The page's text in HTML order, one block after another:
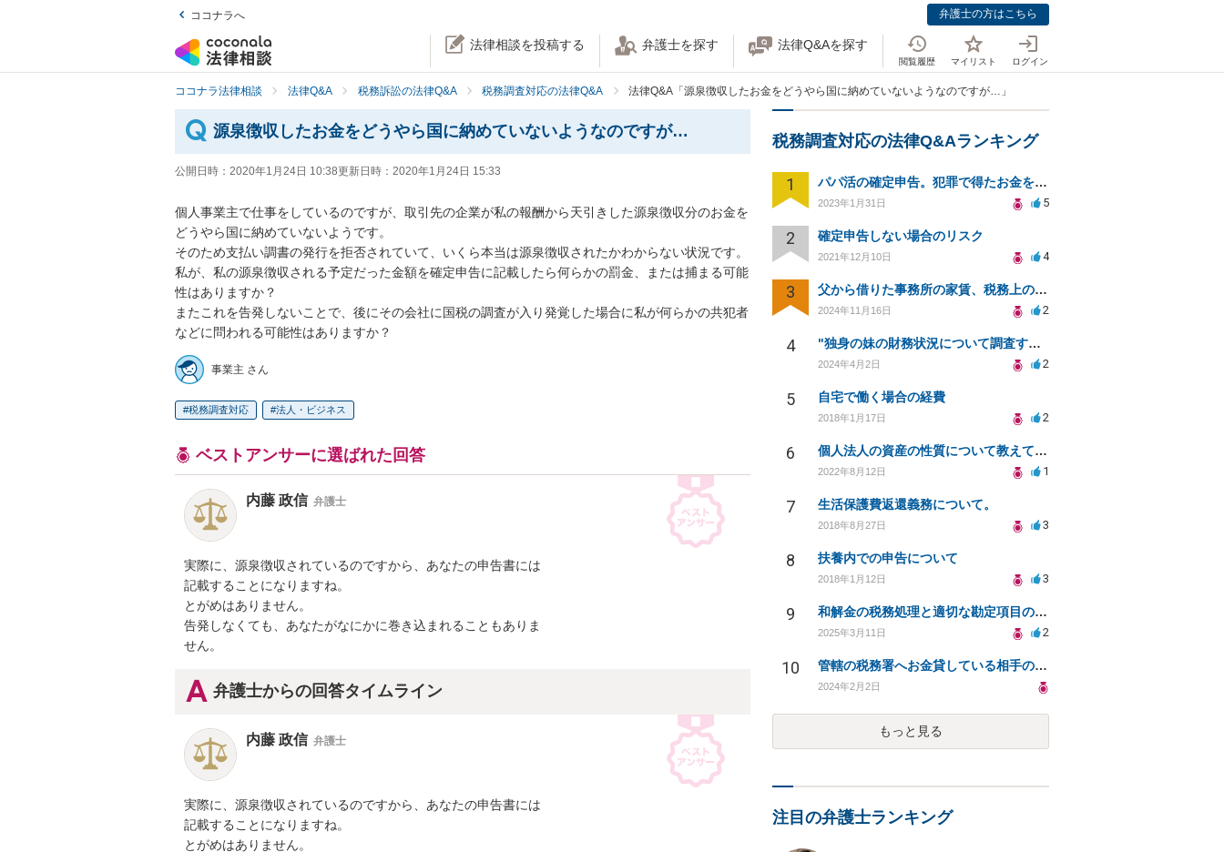
ココナラへ 弁護士の方はこちら
法律相談を投稿する 弁護士を探す 法律Q&Aを探す
閲覧履歴 マイリスト ログイン
ココナラ法律相談 法律Q&A 税務訴訟の法律Q&A 税務調査対応の法律Q&A 法律Q&A「源泉徴収したお金をどうやら国に納めていないようなのですが…」
源泉徴収したお金をどうやら国に納めていないようなのですが…
公開日時： 2020年1月24日 10:38更新日時： 2020年1月24日 15:33
個人事業主で仕事をしているのですが、取引先の企業が私の報酬から天引きした源泉徴収分のお金を
どうやら国に納めていないようです。
そのため支払い調書の発行を拒否されていて、いくら本当は源泉徴収されたかわからない状況です。
私が、私の源泉徴収される予定だった金額を確定申告に記載したら何らかの罰金、または捕まる可能
性はありますか？
またこれを告発しないことで、後にその会社に国税の調査が入り発覚した場合に私が何らかの共犯者
などに問われる可能性はありますか？
事業主 さん
税務調査対応 法人・ビジネス
ベストアンサーに選ばれた回答
内藤 政信 弁護士
実際に、源泉徴収されているのですから、あなたの申告書には
記載することになりますね。
とがめはありません。
告発しなくても、あなたがなにかに巻き込まれることもありま
せん。
弁護士からの回答タイムライン
内藤 政信 弁護士
実際に、源泉徴収されているのですから、あなたの申告書には
記載することになりますね。
とがめはありません。
税務調査対応の法律Q&Aランキング
1 パパ活の確定申告。犯罪で得たお金を渡されていた場合について相談させてください。
2023年1月31日 5
2 確定申告しない場合のリスク
2021年12月10日 4
3 父から借りた事務所の家賃、税務上の影響は？
2024年11月16日 2
4 "独身の妹の財務状況について調査する方法について"
2024年4月2日 2
5 自宅で働く場合の経費
2018年1月17日 2
6 個人法人の資産の性質について教えてください
2022年8月12日 1
7 生活保護費返還義務について。
2018年8月27日 3
8 扶養内での申告について
2018年1月12日 3
9 和解金の税務処理と適切な勘定項目の選び方について
2025年3月11日 2
10 管轄の税務署へお金貸している相手の状況を確認する方法について相談したい
2024年2月2日
もっと見る
注目の弁護士ランキング